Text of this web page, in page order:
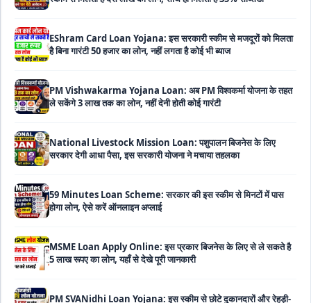
EShram Card Loan Yojana: इस सरकारी स्कीम से मजदूरों को मिलता
PM Vishwakarma Yojana Loan: अब PM विश्वकर्मा योजना के तहत
National Livestock Mission Loan: पशुपालन बिजनेस के लिए
59 Minutes Loan Scheme: सरकार की इस स्कीम से मिनटों में पास
MSME Loan Apply Online: इस प्रकार बिजनेस के लिए से ले सकते है
PM SVANidhi Loan Yojana: इस स्कीम से छोटे दुकानदारों और रेहड़ी-